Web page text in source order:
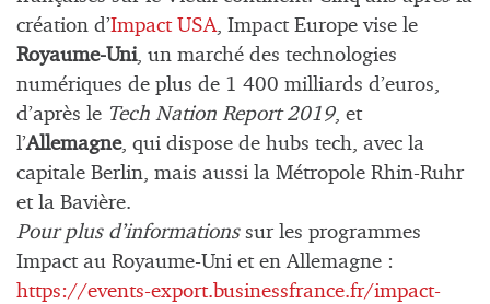
création d’Impact USA, Impact Europe vise le
Royaume-Uni, un marché des technologies
numériques de plus de 1 400 milliards d’euros,
d’après le Tech Nation Report 2019, et
l’Allemagne, qui dispose de hubs tech, avec la
capitale Berlin, mais aussi la Métropole Rhin-Ruhr
et la Bavière.
Pour plus d’informationssur les programmes
Impact au Royaume-Uni et en Allemagne :
https://events-export.businessfrance.fr/impact-